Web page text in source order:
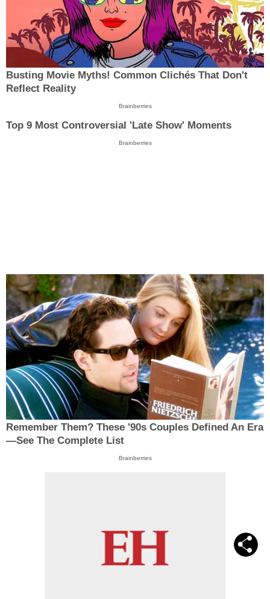
Busting Movie Myths! Common Clichés That Don't
Reflect Reality
Brainberries
Top 9 Most Controversial 'Late Show' Moments
Brainberries
Remember Them? These '90s Couples Defined An Era
—See The Complete List
Brainberries